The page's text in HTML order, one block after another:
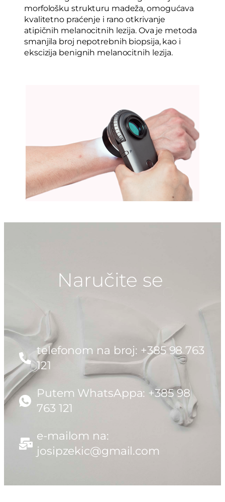
morfološku strukturu madeža, omogućava
kvalitetno praćenje i rano otkrivanje
atipičnih melanocitnih lezija. Ova je metoda
smanjila broj nepotrebnih biopsija, kao i
ekscizija benignih melanocitnih lezija.
Naručite se
telefonom na broj: +385 98 763
121
Putem WhatsAppa: +385 98
763 121
e-mailom na:
josipzekic@gmail.com